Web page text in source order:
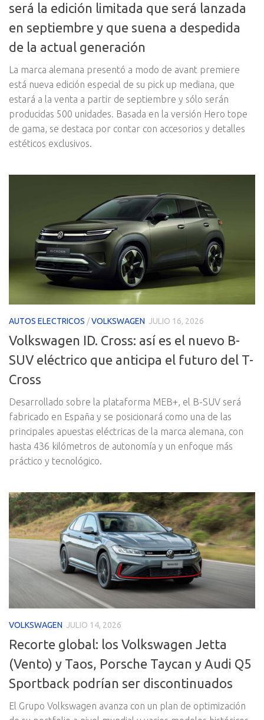
será la edición limitada que será lanzada
en septiembre y que suena a despedida
de la actual generación
La marca alemana presentó a modo de avant premiere
está nueva edición especial de su pick up mediana, que
estará a la venta a partir de septiembre y sólo serán
producidas 500 unidades. Basada en la versión Hero tope
de gama, se destaca por contar con accesorios y detalles
estéticos exclusivos.
AUTOS ELECTRICOS /VOLKSWAGEN JULIO 16, 2026
Volkswagen ID. Cross: así es el nuevo B-
SUV eléctrico que anticipa el futuro del T-
Cross
Desarrollado sobre la plataforma MEB+, el B-SUV será
fabricado en España y se posicionará como una de las
principales apuestas eléctricas de la marca alemana, con
hasta 436 kilómetros de autonomía y un enfoque más
práctico y tecnológico.
VOLKSWAGEN JULIO 14, 2026
Recorte global: los Volkswagen Jetta
(Vento) y Taos, Porsche Taycan y Audi Q5
Sportback podrían ser discontinuados
El Grupo Volkswagen avanza con un plan de optimización